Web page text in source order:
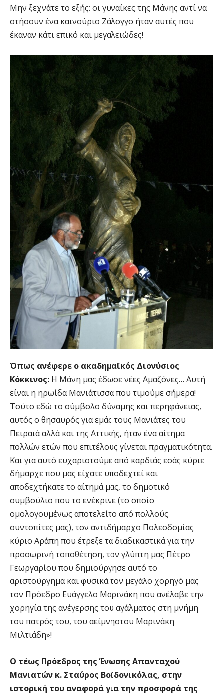
Μην ξεχνάτε το εξής: οι γυναίκες της Μάνης αντί να
στήσουν ένα καινούριο Ζάλογγο ήταν αυτές που
έκαναν κάτι επικό και μεγαλειώδες!
Όπως ανέφερε ο ακαδημαϊκός Διονύσιος
Κόκκινος: Η Μάνη μας έδωσε νέες Αμαζόνες… Αυτή
είναι η ηρωίδα Μανιάτισσα που τιμούμε σήμερα!
Τούτο εδώ το σύμβολο δύναμης και περηφάνειας,
αυτός ο θησαυρός για εμάς τους Μανιάτες του
Πειραιά αλλά και της Αττικής, ήταν ένα αίτημα
πολλών ετών που επιτέλους γίνεται πραγματικότητα.
Και για αυτό ευχαριστούμε από καρδιάς εσάς κύριε
δήμαρχε που μας είχατε υποδεχτεί και
αποδεχτήκατε το αίτημά μας, το δημοτικό
συμβούλιο που το ενέκρινε (το οποίο
ομολογουμένως αποτελείτο από πολλούς
συντοπίτες μας), τον αντιδήμαρχο Πολεοδομίας
κύριο Αράπη που έτρεξε τα διαδικαστικά για την
προσωρινή τοποθέτηση, τον γλύπτη μας Πέτρο
Γεωργαρίου που δημιούργησε αυτό το
αριστούργημα και φυσικά τον μεγάλο χορηγό μας
τον Πρόεδρο Ευάγγελο Μαρινάκη που ανέλαβε την
χορηγία της ανέγερσης του αγάλματος στη μνήμη
του πατρός του, του αείμνηστου Μαρινάκη
Μιλτιάδη»!
Ο τέως Πρόεδρος της Ένωσης Απανταχού
Μανιατών κ. Σταύρος Βοϊδονικόλας, στην
ιστορική του αναφορά για την προσφορά της